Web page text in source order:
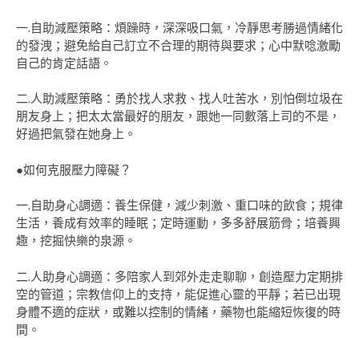
一.自助減壓策略：煩躁時，深深吸口氣，冷靜思考勝過情緒化
的發洩；避免給自己訂立不合理的期待與要求；心中默唸激勵
自己的肯定話語。
二.人助減壓策略：勇於找人求救、找人吐苦水，別怕倒垃圾在
朋友身上；把太太當最好的朋友，跟她一同數落上司的不是，
好過把氣發在她身上。
●如何克服壓力障礙？
一.自助身心調適：養生保健，減少刺激、重口味的飲食；規律
生活，養成有效率的睡眠；定時運動，多多舒展筋骨；培養興
趣，挖掘快樂的泉源。
二.人助身心調適：多陪家人到郊外走走聊聊，創造壓力定期排
空的管道；宗教信仰上的支持，能促進心靈的平靜；若已出現
身體不適的症狀，或難以控制的情緒，藥物也能縮短恢復的時
間。